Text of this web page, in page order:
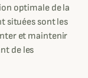
optimale de la
situées sont les
et maintenir
de les